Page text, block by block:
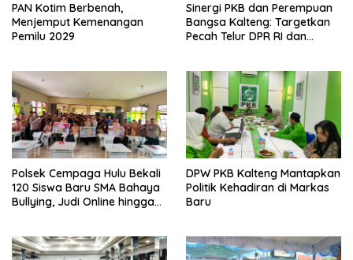
PAN Kotim Berbenah,
Menjemput Kemenangan
Pemilu 2029
Sinergi PKB dan Perempuan
Bangsa Kalteng: Targetkan
Pecah Telur DPR RI dan
Polsek Cempaga Hulu Bekali
120 Siswa Baru SMA Bahaya
Bullying, Judi Online hingga
DPW PKB Kalteng Mantapkan
Politik Kehadiran di Markas
Baru